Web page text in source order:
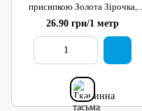
присипкою Золота Зірочка,
ширина 0,7 см, колір золото, арт
013458, відрізок 1 метр
26.90 грн/1 метр